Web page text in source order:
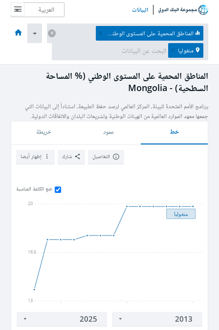
البيانات
الصفحة الرئيسية الموضوعات البيانات والموارد نبذة عن المناطق المحمية ‏على المستوى الوطني (% المساحة السطحية)
منغوليا
المناطق المحمية ‏على المستوى الوطني (% المساحة
السطحية) - Mongolia
برنامج الأمم المتحدة للبيئة، المركز العالمي لرصد حفظ الطبيعة، استناداً إلى البيانات التي
جمعها معهد الموارد العالمية من الهيئات الوطنية وتشريعات البلدان والاتفاقات الدولية.
خط عمود خريطة
إظهار أيضا شارك التفاصيل
ضع الكلمة المناسبة
13
16.5
20
منغوليا